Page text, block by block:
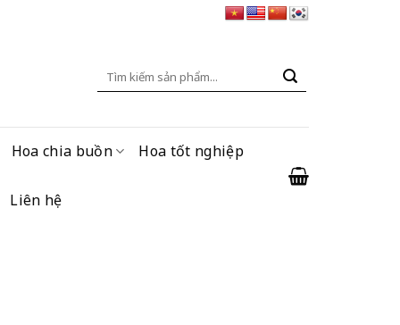
Tìm
Hoa chia buồn Hoa tốt nghiệp
Liên hệ